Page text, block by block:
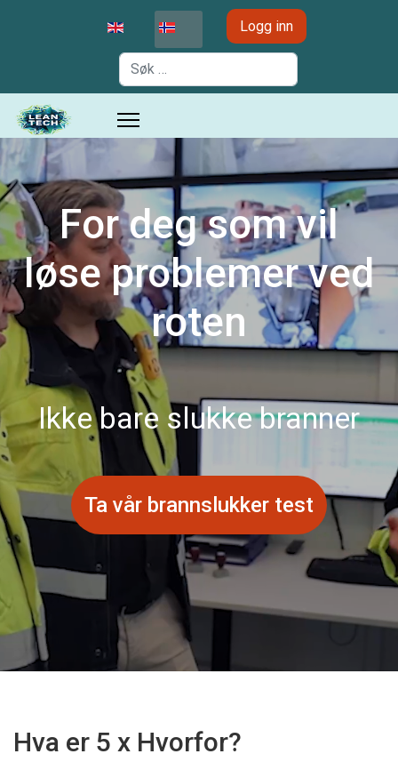
Logg inn
Søk
For deg som vil
løse problemer ved
roten
Ikke bare slukke branner
Ta vår brannslukker test
Hva er 5 x Hvorfor?